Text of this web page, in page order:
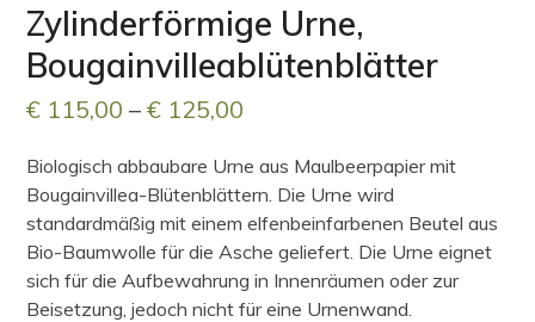
Zylinderförmige Urne,
Bougainvilleablütenblätter
€ 115,00 –€ 125,00
bis
€ 125,00
Biologisch abbaubare Urne aus Maulbeerpapier mit
Bougainvillea-Blütenblättern. Die Urne wird
standardmäßig mit einem elfenbeinfarbenen Beutel aus
Bio-Baumwolle für die Asche geliefert. Die Urne eignet
sich für die Aufbewahrung in Innenräumen oder zur
Beisetzung, jedoch nicht für eine Urnenwand.